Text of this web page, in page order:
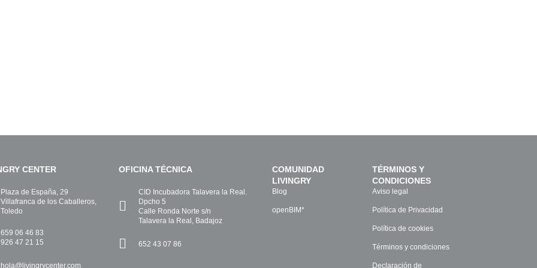
CENTER
Plaza de España, 29
Villafranca de los Caballeros,
Toledo
659 06 46 83
926 47 21 15
hola@livingrycenter.com
OFICINA TÉCNICA
CID Incubadora Talavera la Real.
Dpcho 5
Calle Ronda Norte s/n
Talavera la Real, Badajoz
652 43 07 86
COMUNIDAD
LIVINGRY
Blog
openBIM*
TÉRMINOS Y
CONDICIONES
Aviso legal
Política de Privacidad
Política de cookies
Términos y condiciones
Declaración de